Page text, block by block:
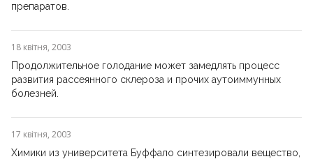
препаратов.
18 квітня, 2003
Продолжительное голодание может замедлять процесс
развития рассеянного склероза и прочих аутоиммунных
болезней.
17 квітня, 2003
Химики из университета Буффало синтезировали вещество,